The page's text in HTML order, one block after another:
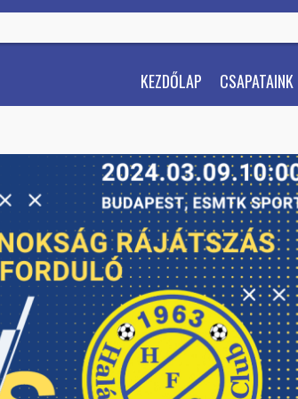
KEZDŐLAP CSAPATAINK